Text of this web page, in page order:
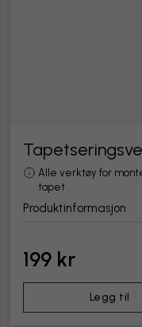
Alle verktøy for
tapet
Produktinformasjon
199 kr
Legg til